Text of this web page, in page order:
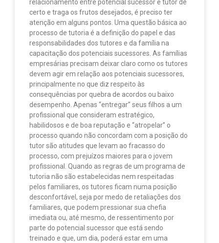
relacionamento entre potencial sucessor e tutor dê
certo e traga os frutos desejados, é preciso ter
atenção em alguns pontos. Uma questão básica ao
processo de tutoria é a definição do papel e das
responsabilidades dos tutores e da família na
capacitação dos potenciais sucessores. As famílias
empresárias precisam deixar claro como os tutores
devem agir em relação aos potenciais sucessores,
principalmente no que diz respeito às
consequências por quebra de acordos ou baixo
desempenho. Apenas “entregar” seus filhos a um
profissional que consideram estratégico,
habilidosos e de boa reputação e “atropelar” o
processo quando não concordam com a posição do
tutor são atitudes que levam ao fracasso do
processo, com prejuízos maiores para o jovem
profissional. Quando as regras de um programa de
tutoria não são estabelecidas nem respeitadas
pelos familiares, os tutores ficam numa posição
desconfortável, seja por medo de retaliações dos
familiares, que podem pressionar sua chefia
imediata ou, até mesmo, de ressentimento por
parte do potencial sucessor que está sendo
treinado e que, um dia, poderá estar em uma